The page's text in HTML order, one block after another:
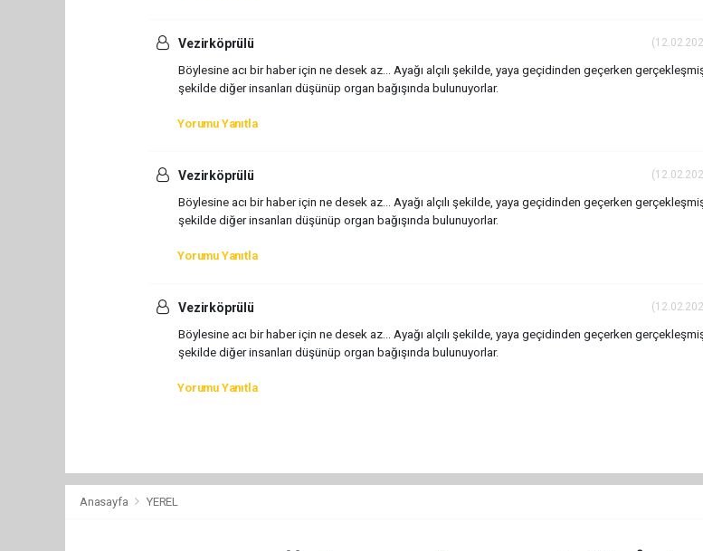
Vezirköprülü
Böylesine acı bir haber için ne desek az... Ayağı alçılı şekilde, yaya geçidinden geçerken
şekilde diğer insanları düşünüp organ bağışında bulunuyorlar.
Yorumu Yanıtla
Vezirköprülü
Böylesine acı bir haber için ne desek az... Ayağı alçılı şekilde, yaya geçidinden geçerken
şekilde diğer insanları düşünüp organ bağışında bulunuyorlar.
Yorumu Yanıtla
Vezirköprülü
Böylesine acı bir haber için ne desek az... Ayağı alçılı şekilde, yaya geçidinden geçerken
şekilde diğer insanları düşünüp organ bağışında bulunuyorlar.
Yorumu Yanıtla
Anasayfa YEREL